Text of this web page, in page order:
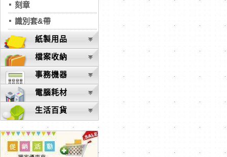
刻章
識別套&帶
紙製用品
檔案收納
事務機器
電腦耗材
生活百貨